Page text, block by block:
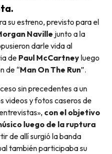
Naville junto a la
darle vida al
de Paul McCartneyluego
de “Man On The Run”.
sin precedentes a un
videos y fotos caseros de
con el objetivo
luego de la ruptura
de allí surgió la banda
también participaba su